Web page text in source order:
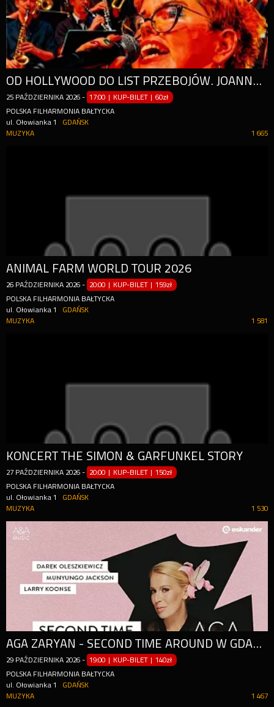
OD HOLLYWOOD DO LIST PRZEBOJÓW. JOANNA KNITTER I BALTIC BANDA
25 PAŹDZIERNIKA 2026 - 17:00 | KUP-BILET |60zł
POLSKA FILHARMONIA BAŁTYCKA
ul. Ołowianka 1
GDAŃSK
1 665
MUZYKA
ANIMAL FARM WORLD TOUR 2026
26 PAŹDZIERNIKA 2026 - 20:00 | KUP-BILET |159zł
POLSKA FILHARMONIA BAŁTYCKA
ul. Ołowianka 1
GDAŃSK
1 581
MUZYKA
KONCERT THE SIMON & GARFUNKEL STORY
27 PAŹDZIERNIKA 2026 - 20:00 | KUP-BILET |150zł
POLSKA FILHARMONIA BAŁTYCKA
ul. Ołowianka 1
GDAŃSK
1 530
MUZYKA
AGA ZARYAN - SECOND TIME AROUND W GDAŃSKU!
29 PAŹDZIERNIKA 2026 - 19:00 | KUP-BILET |140zł
POLSKA FILHARMONIA BAŁTYCKA
ul. Ołowianka 1
GDAŃSK
1 467
MUZYKA